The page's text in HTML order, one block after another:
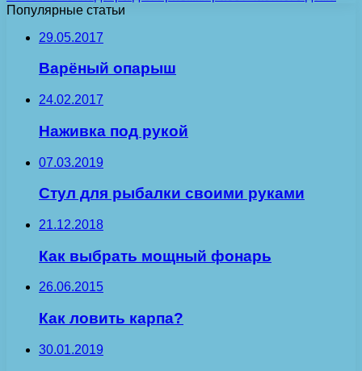
Популярные статьи
29.05.2017
Варёный опарыш
24.02.2017
Наживка под рукой
07.03.2019
Стул для рыбалки своими руками
21.12.2018
Как выбрать мощный фонарь
26.06.2015
Как ловить карпа?
30.01.2019